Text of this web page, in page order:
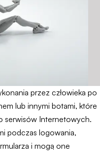
przez człowieka po
lub innymi botami, które
serwisów Internetowych.
podczas logowania,
i mogą one